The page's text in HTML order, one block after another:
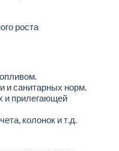
роста
и санитарных норм.
и прилегающей
колонок и т.д.